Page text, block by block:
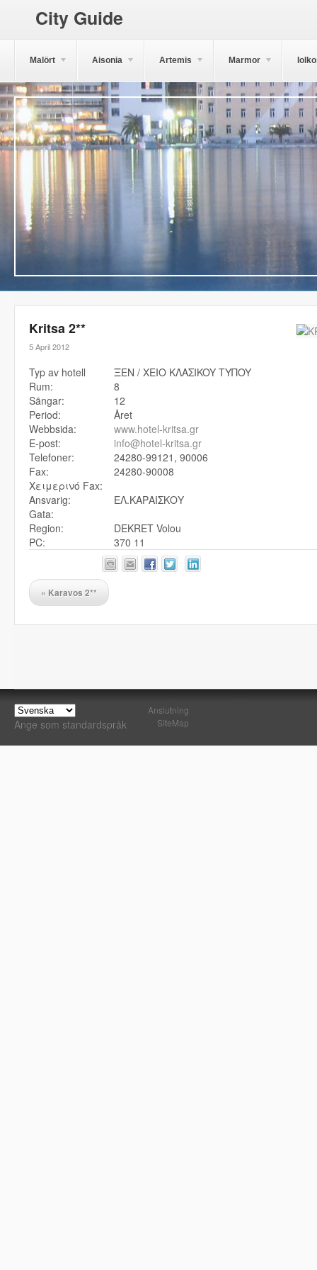
City Guide
Malört Aisonia Artemis Marmor
Kritsa 2**
5 April 2012
Typ av hotell
ΞEN / XEIO KΛAΣIKOY TYΠOY
Rum:
8
Sängar:
12
Period:
Året
Webbsida:
www.hotel-kritsa.gr
E-post:
info@hotel-kritsa.gr
Telefoner:
24280-99121, 90006
Fax:
24280-90008
Χειμερινό Fax:
Ansvarig:
ΕΛ.ΚΑΡΑΙΣΚΟΥ
Gata:
Region:
DEKRET Volou
PC:
370 11
« Karavos 2**
Ange som standardspråk
Anslutning
SiteMap